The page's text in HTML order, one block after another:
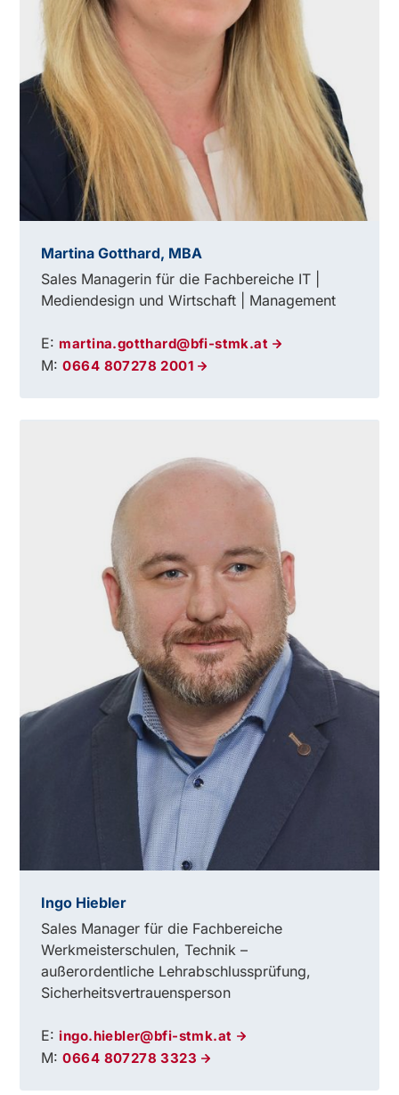
Martina Gotthard, MBA
Sales Managerin für die Fachbereiche IT |
Mediendesign und Wirtschaft | Management
E: martina.gotthard@bfi-stmk.at
M:0664 807278 2001
Ingo Hiebler
Sales Manager für die Fachbereiche
Werkmeisterschulen, Technik –
außerordentliche Lehrabschlussprüfung,
Sicherheitsvertrauensperson
E:ingo.hiebler@bfi-stmk.at
M:0664 807278 3323